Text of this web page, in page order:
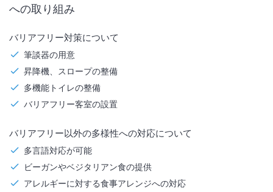
への取り組み
バリアフリー対策について
筆談器の用意
昇降機、スロープの整備
多機能トイレの整備
バリアフリー客室の設置
バリアフリー以外の多様性への対応について
多言語対応が可能
ビーガンやベジタリアン食の提供
アレルギーに対する食事アレンジへの対応